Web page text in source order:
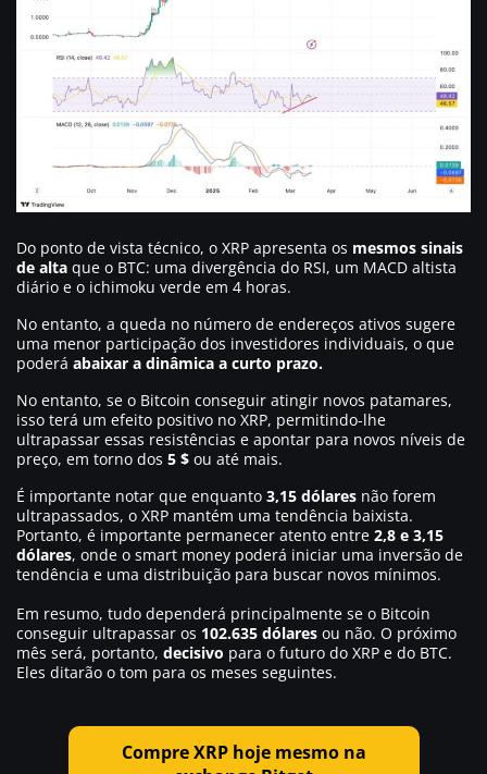
Do ponto de vista técnico, o XRP apresenta os mesmos sinais
de alta que o BTC: uma divergência do RSI, um MACD altista
diário e o ichimoku verde em 4 horas.
No entanto, a queda no número de endereços ativos sugere
uma menor participação dos investidores individuais, o que
poderá abaixar a dinâmica a curto prazo.
No entanto, se o Bitcoin conseguir atingir novos patamares,
isso terá um efeito positivo no XRP, permitindo-lhe
ultrapassar essas resistências e apontar para novos níveis de
preço, em torno dos 5 $ ou até mais.
É importante notar que enquanto 3,15 dólares não forem
ultrapassados, o XRP mantém uma tendência baixista.
Portanto, é importante permanecer atento entre 2,8 e 3,15
dólares, onde o smart money poderá iniciar uma inversão de
tendência e uma distribuição para buscar novos mínimos.
Em resumo, tudo dependerá principalmente se o Bitcoin
conseguir ultrapassar os 102.635 dólares ou não. O próximo
mês será, portanto, decisivo para o futuro do XRP e do BTC.
Eles ditarão o tom para os meses seguintes.
Compre XRP hoje mesmo na